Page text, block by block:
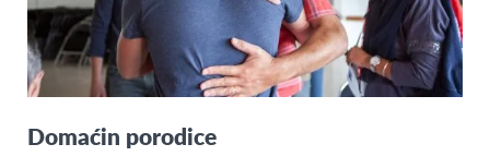
Domaćin porodice